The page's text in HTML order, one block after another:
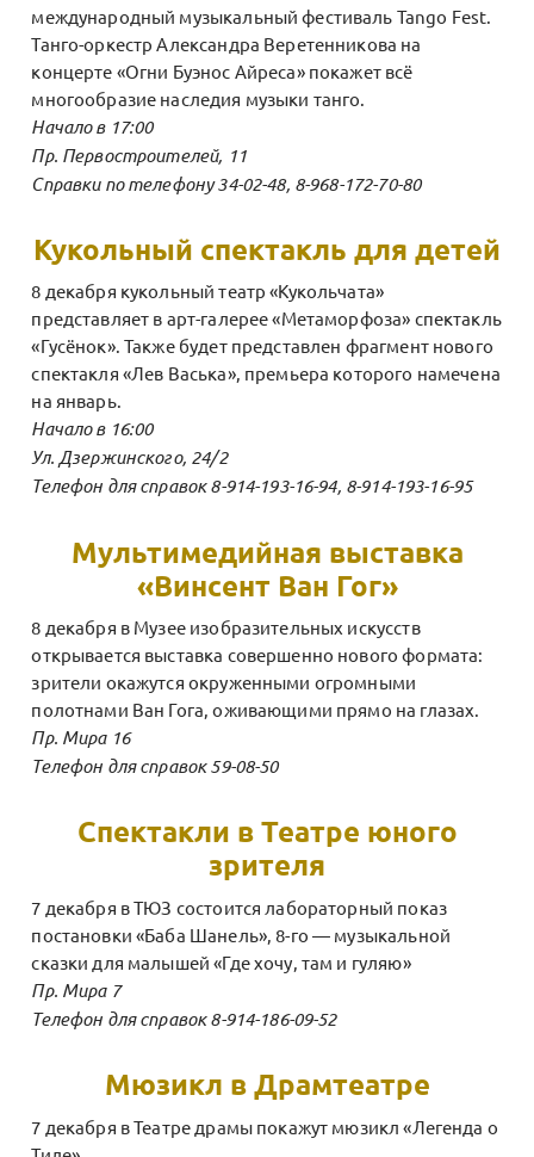
международный музыкальный фестиваль Tango Fest.
Танго-оркестр Александра Веретенникова на
концерте «Огни Буэнос Айреса» покажет всё
многообразие наследия музыки танго.
Начало в 17:00
Пр. Первостроителей, 11
Справки по телефону 34-02-48, 8-968-172-70-80
Кукольный спектакль для детей
8 декабря кукольный театр «Кукольчата»
представляет в арт-галерее «Метаморфоза» спектакль
«Гусёнок». Также будет представлен фрагмент нового
спектакля «Лев Васька», премьера которого намечена
на январь.
Начало в 16:00
Ул. Дзержинского, 24/2
Телефон для справок 8-914-193-16-94, 8-914-193-16-95
Мультимедийная выставка
«Винсент Ван Гог»
8 декабря в Музее изобразительных искусств
открывается выставка совершенно нового формата:
зрители окажутся окруженными огромными
полотнами Ван Гога, оживающими прямо на глазах.
Пр. Мира 16
Телефон для справок 59-08-50
Спектакли в Театре юного
зрителя
7 декабря в ТЮЗ состоится лабораторный показ
постановки «Баба Шанель», 8-го — музыкальной
сказки для малышей «Где хочу, там и гуляю»
Пр. Мира 7
Телефон для справок 8-914-186-09-52
Мюзикл в Драмтеатре
7 декабря в Театре драмы покажут мюзикл «Легенда о